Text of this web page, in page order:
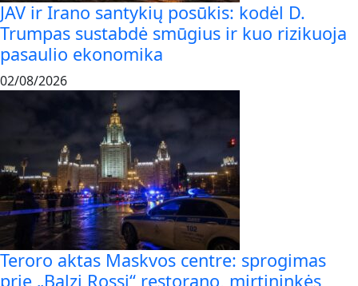
JAV ir Irano santykių posūkis: kodėl D.
Trumpas sustabdė smūgius ir kuo rizikuoja
pasaulio ekonomika
02/08/2026
Teroro aktas Maskvos centre: sprogimas
prie „Balzi Rossi“ restorano, mirtininkės